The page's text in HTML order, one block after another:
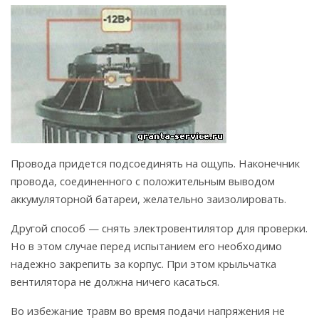
Провода придется подсоединять на ощупь. Наконечник
провода, соединенного с положительным выводом
аккумуляторной батареи, желательно заизолировать.
Другой способ — снять электровентилятор для проверки.
Но в этом случае перед испытанием его необходимо
надежно закрепить за корпус. При этом крыльчатка
вентилятора не должна ничего касаться.
Во избежание травм во время подачи напряжения не